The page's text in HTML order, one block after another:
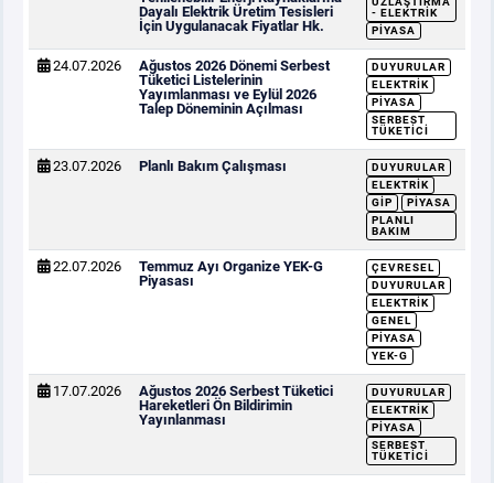
Dayalı Elektrik Üretim Tesisleri
İçin Uygulanacak Fiyatlar Hk.
- ELEKTRIK
PIYASA
24.07.2026
Ağustos 2026 Dönemi Serbest
Tüketici Listelerinin
Yayımlanması ve Eylül 2026
Talep Döneminin Açılması
DUYURULAR
ELEKTRIK
PIYASA
SERBEST
TÜKETICI
23.07.2026 Planlı Bakım Çalışması
DUYURULAR
ELEKTRIK
GİP
PIYASA
PLANLI
BAKIM
22.07.2026
Temmuz Ayı Organize YEK-G
Piyasası
ÇEVRESEL
DUYURULAR
ELEKTRIK
GENEL
PIYASA
YEK-G
17.07.2026
Ağustos 2026 Serbest Tüketici
Hareketleri Ön Bildirimin
Yayınlanması
DUYURULAR
ELEKTRIK
PIYASA
SERBEST
TÜKETICI